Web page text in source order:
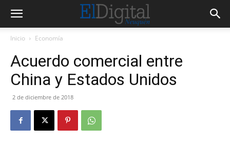
Inicio Economía
Acuerdo comercial entre
China y Estados Unidos
2 de diciembre de 2018